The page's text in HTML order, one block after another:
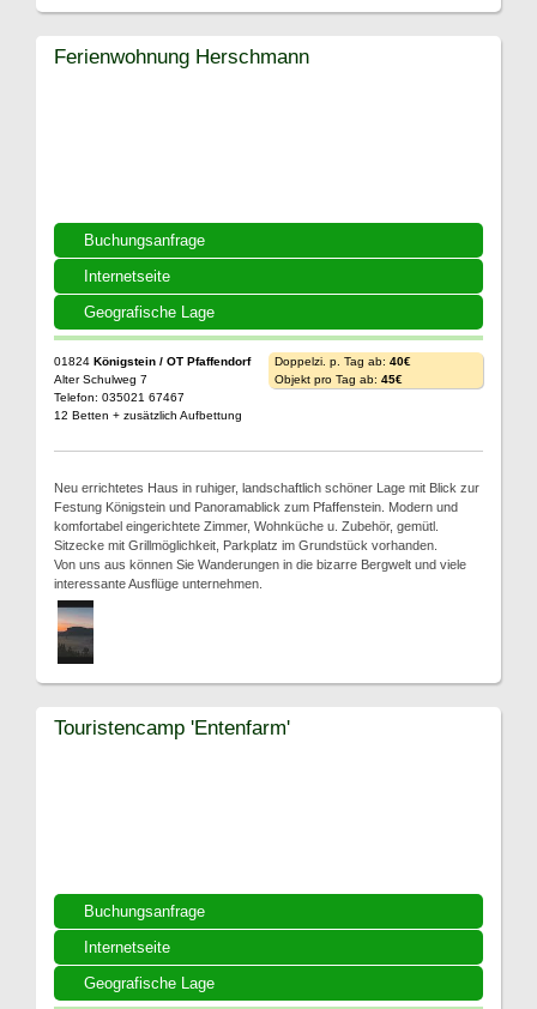
Buchungsanfrage
Internetseite
Geografische Lage
Ferienwohnung Herschmann
01824 Königstein / OT Pfaffendorf
Alter Schulweg 7
Telefon: 035021 67467
12 Betten + zusätzlich Aufbettung
Doppelzi. p. Tag ab: 40€
Objekt pro Tag ab: 45€
Neu errichtetes Haus in ruhiger, landschaftlich schöner Lage mit Blick zur
Festung Königstein und Panoramablick zum Pfaffenstein. Modern und
komfortabel eingerichtete Zimmer, Wohnküche u. Zubehör, gemütl.
Sitzecke mit Grillmöglichkeit, Parkplatz im Grundstück vorhanden.
Von uns aus können Sie Wanderungen in die bizarre Bergwelt und viele
interessante Ausflüge unternehmen.
Buchungsanfrage
Internetseite
Geografische Lage
Touristencamp 'Entenfarm'